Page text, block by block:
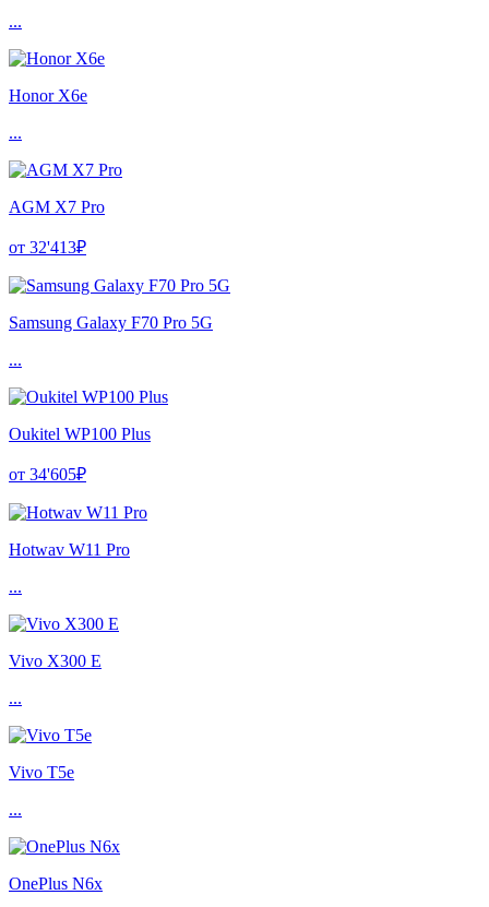
...
Honor X6e
...
AGM X7 Pro
от 32'413₽
Samsung Galaxy F70 Pro 5G
...
Oukitel WP100 Plus
от 34'605₽
Hotwav W11 Pro
...
Vivo X300 E
...
Vivo T5e
...
OnePlus N6x